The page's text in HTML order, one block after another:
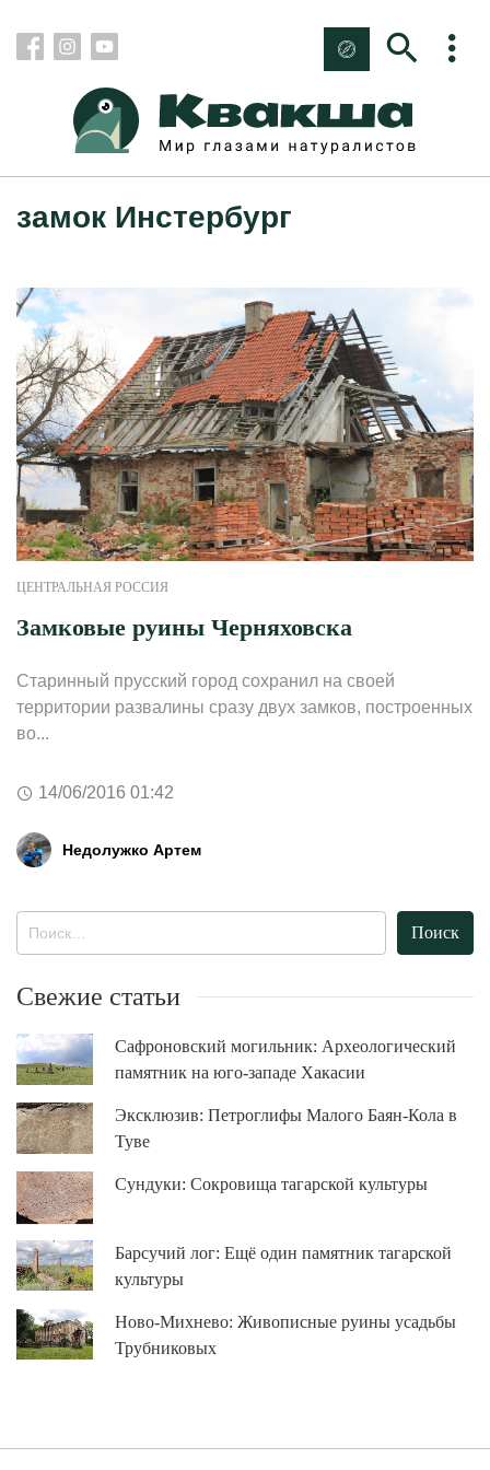
замок Инстербург
ЦЕНТРАЛЬНАЯ РОССИЯ
Замковые руины Черняховска
Старинный прусский город сохранил на своей
территории развалины сразу двух замков, построенных
во...
14/06/2016 01:42
Недолужко Артем
Свежие статьи
Сафроновский могильник: Археологический
памятник на юго-западе Хакасии
Эксклюзив: Петроглифы Малого Баян-Кола в
Туве
Сундуки: Сокровища тагарской культуры
Барсучий лог: Ещё один памятник тагарской
культуры
Ново-Михнево: Живописные руины усадьбы
Трубниковых